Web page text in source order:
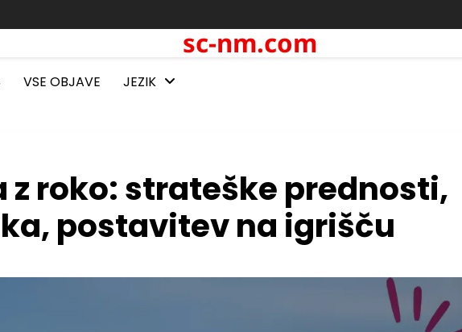
sc-nm.com
VSE OBJAVE JEZIK
roko: strateške prednosti,
postavitev na igrišču